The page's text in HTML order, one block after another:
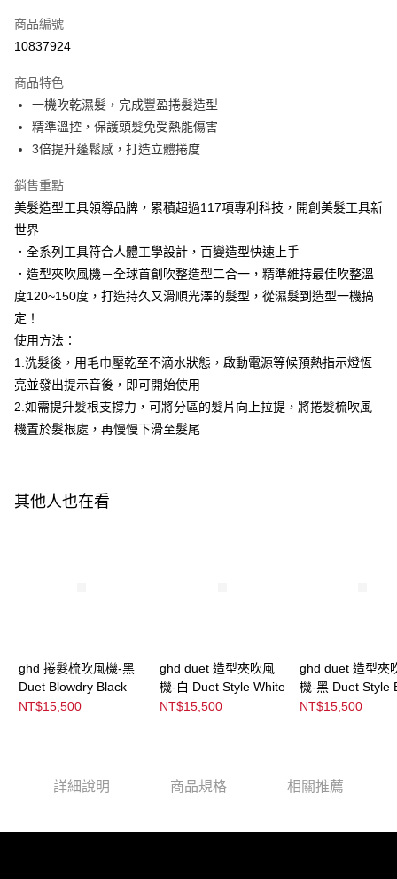
街口支付
Google Pay
AFTEE先享後付
相關說明
AFTEE先享後付是「在收到商品之後才付款」的支付方式。 讓您購物簡單
１．簡單：不需註冊會員、不需綁卡、不需儲值。
２．便利：只要手機號碼，簡訊認證，即可結帳。
３．安心：先確認商品／服務後，再付款。
【「AFTEE先享後付」結帳流程】
１．於結帳方式選擇「AFTEE先享後付」後，將跳轉至「AFTEE先享後付」
２．訂單成立數日內，您將收到繳費通知簡訊。
３．收到繳費通知簡訊後14天內，點擊此簡訊中的連結，可透過四大超商／
ATM／網路銀行／等多元方式進行付款，方視為交易完成。
※ 請注意：結帳手續完成當下不需立刻繳費，但若您需要取消訂單，請聯絡
購買商品的店家。未經商家同意取消之訂單仍視為有效，需透過AFTEE先享
後付繳納相關費用。
※ 交易是否成功請以「AFTEE先享後付 」之結帳頁面顯示為準，若有關於
是否繳費成功／繳費後需取消欲退款等相關疑問，請聯繫「AFTEE先享後付
１．透過由恩沛科技股份有限公司提供之「AFTEE先享後付」服務完成之交
請求用戶進行身份認證。
５．嚴禁一人註冊多個帳號或使用他人資訊註冊。若發現惡意使用之情形，
恩沛科技股份有限公司將有權停止該用戶之使用額度並採取法律行動。
運送方式
宅配
宅配-離島
每筆NT$320，滿NT$3,000(含以上)免運費
商品編號
10837924
商品特色
一機吹乾濕髮，完成豐盈捲髮造型
精準溫控，保護頭髮免受熱能傷害
3倍提升蓬鬆感，打造立體捲度
銷售重點
美髮造型工具領導品牌，累積超過117項專利科技，開創美髮工具新
世界
．全系列工具符合人體工學設計，百變造型快速上手
．造型夾吹風機－全球首創吹整造型二合一，精準維持最佳吹整溫
度120~150度，打造持久又滑順光澤的髮型，從濕髮到造型一機搞
定！
使用方法：
1.洗髮後，用毛巾壓乾至不滴水狀態，啟動電源等候預熱指示燈恆
亮並發出提示音後，即可開始使用
2.如需提升髮根支撐力，可將分區的髮片向上拉提，將捲髮梳吹風
機置於髮根處，再慢慢下滑至髮尾
其他人也在看
ghd 捲髮梳吹風機-黑
Duet Blowdry Black
NT$15,500
ghd duet 造型夾吹風
機-白 Duet Style White
NT$15,500
ghd duet 造型夾
機-黑 Duet Style
NT$15,500
詳細說明 商品規格 相關推薦